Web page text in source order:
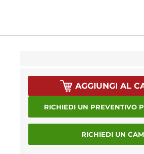
RICHIEDI UN PREVENTIVO
RICHIEDI UN